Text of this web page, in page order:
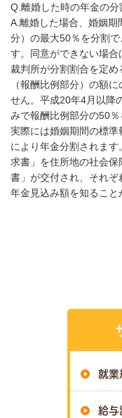
Q.離婚した時の年金の分
A.離婚した場合、婚姻期
分）の最大50％を分割
す。同意ができない場
裁判所が分割割合を定
（報酬比例部分）の額
せん。平成20年4月以降
みで報酬比例部分の50％
実際には婚姻期間の標準
により年金分割されま
求書」を住所地の社会
書」が交付され、それ
年金見込み額を知ること
就業
給与